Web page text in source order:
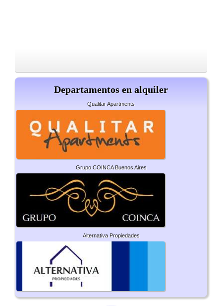
Departamentos en alquiler
Qualitar Apartments
Grupo COINCA Buenos Aires
Alternativa Propiedades